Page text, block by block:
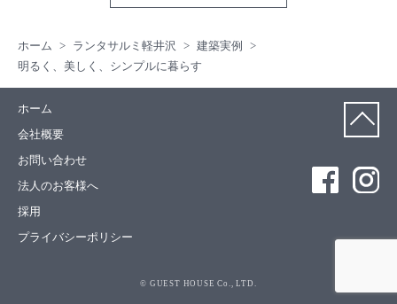
ホーム ランタサルミ軽井沢
建築実例
明るく、美しく、シンプルに暮らす
ホーム
会社概要
お問い合わせ
法人のお客様へ
採用
プライバシーポリシー
© GUEST HOUSE Co., LTD.